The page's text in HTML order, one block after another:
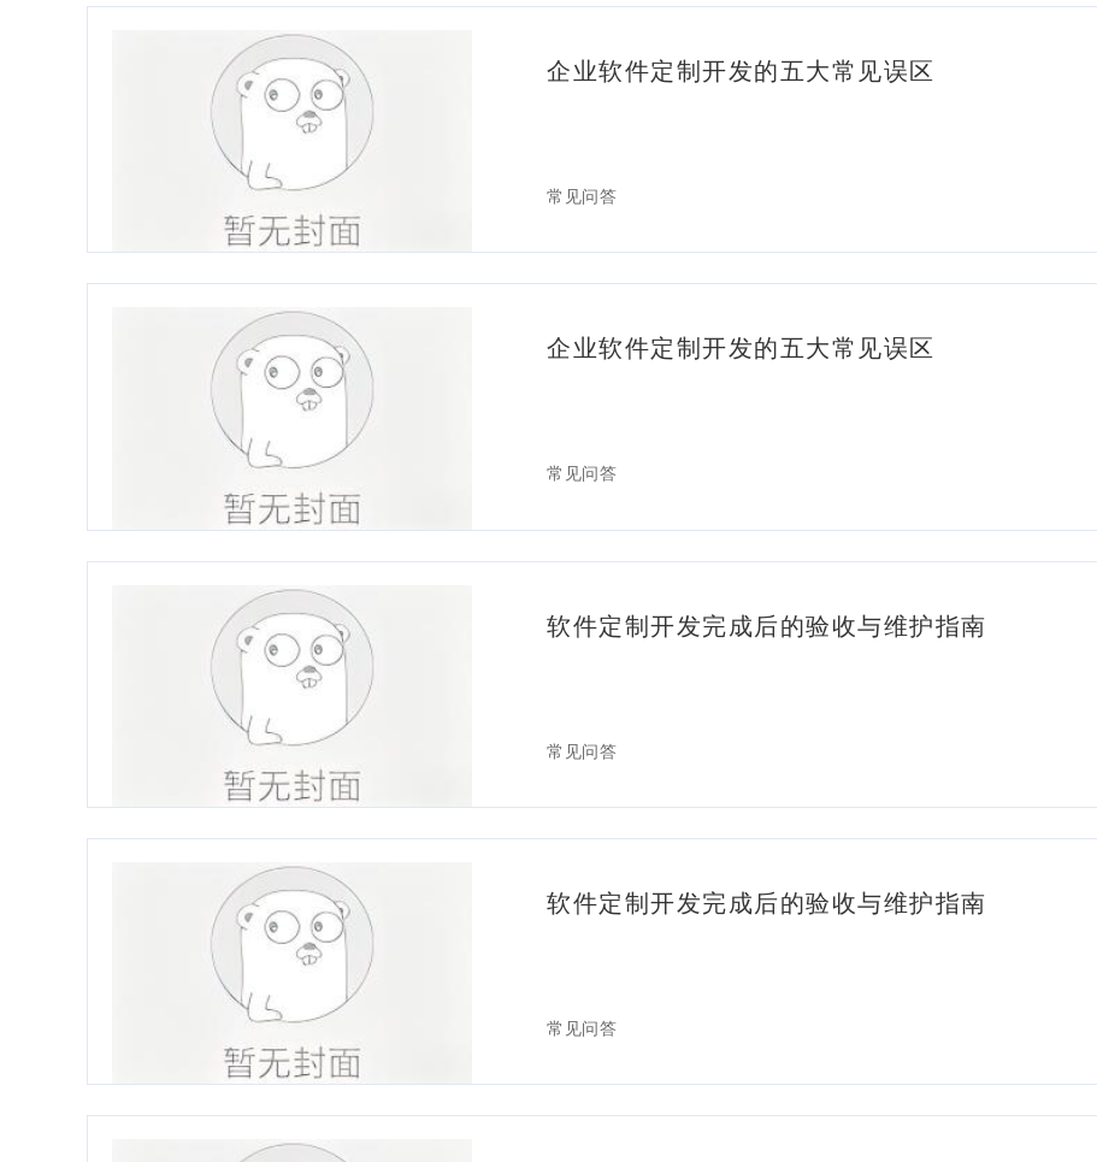
企业软件定制开发的五大常见误区
常见问答
企业软件定制开发的五大常见误区
常见问答
软件定制开发完成后的验收与维护指南
常见问答
软件定制开发完成后的验收与维护指南
常见问答